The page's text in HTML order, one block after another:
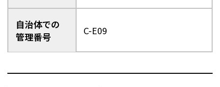
自治体での
管理番号
C-E09